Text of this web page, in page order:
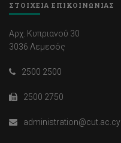
ΣΤΟΙΧΕΙΑ ΕΠΙΚΟΙΝΩΝΙΑΣ
Αρχ. Κυπριανού 30
3036 Λεμεσός
2500 2500
2500 2750
administration@cut.ac.cy